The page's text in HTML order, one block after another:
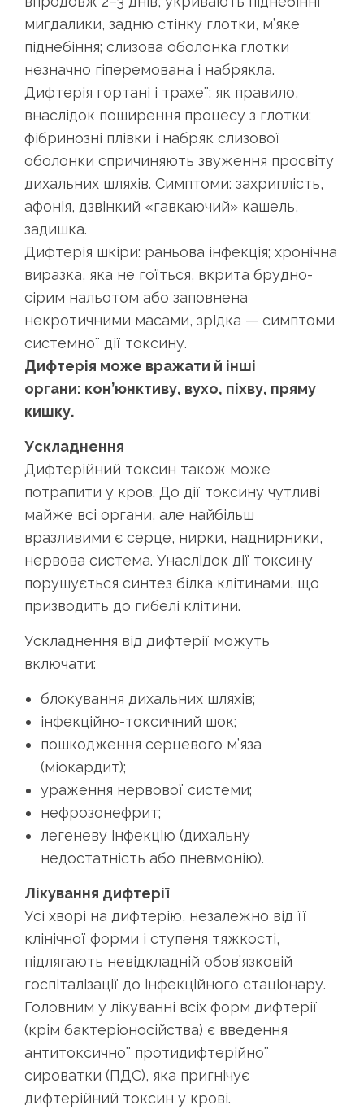
мигдалики, задню стінку глотки, м’яке
піднебіння; слизова оболонка глотки
незначно гіперемована і набрякла.
Дифтерія гортані і трахеї: як правило,
внаслідок поширення процесу з глотки;
фібринозні плівки і набряк слизової
оболонки спричиняють звуження просвіту
дихальних шляхів. Симптоми: захриплість,
афонія, дзвінкий «гавкаючий» кашель,
задишка.
Дифтерія шкіри: раньова інфекція; хронічна
виразка, яка не гоїться, вкрита брудно-
сірим нальотом або заповнена
некротичними масами, зрідка — симптоми
системної дії токсину.
Дифтерія може вражати й інші
органи: кон’юнктиву, вухо, піхву, пряму
кишку.
Ускладнення
Дифтерійний токсин також може
потрапити у кров. До дії токсину чутливі
майже всі органи, але найбільш
вразливими є серце, нирки, наднирники,
нервова система. Унаслідок дії токсину
порушується синтез білка клітинами, що
призводить до гибелі клітини.
Ускладнення від дифтерії можуть
включати:
блокування дихальних шляхів;
інфекційно-токсичний шок;
пошкодження серцевого м’яза
(міокардит);
ураження нервової системи;
нефрозонефрит;
легеневу інфекцію (дихальну
недостатність або пневмонію).
Лікування дифтерії
Усі хворі на дифтерію, незалежно від її
клінічної форми і ступеня тяжкості,
підлягають невідкладній обов’язковій
госпіталізації до інфекційного стаціонару.
Головним у лікуванні всіх форм дифтерії
(крім бактеріоносійства) є введення
антитоксичної протидифтерійної
сироватки (ПДС), яка пригнічує
дифтерійний токсин у крові.